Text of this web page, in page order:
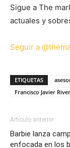
Sigue a The
actuales y
Seguir a
ETIQUETAS
Francisco Javier
Artículo anterior
Barbie lanza
enfocada en los